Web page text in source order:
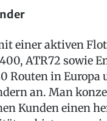
einer aktiven
ATR72 sowie
Routen in Europa
an. Man
Kunden einen